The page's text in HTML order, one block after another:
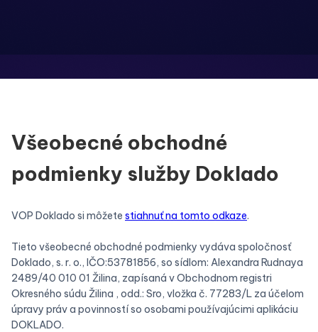
Všeobecné obchodné
podmienky služby Doklado
VOP Doklado si môžete stiahnuť na tomto odkaze.
Tieto všeobecné obchodné podmienky vydáva spoločnosť
Doklado, s. r. o., IČO:53781856, so sídlom: Alexandra Rudnaya
2489/40 010 01 Žilina, zapísaná v Obchodnom registri
Okresného súdu Žilina , odd.: Sro, vložka č. 77283/L za účelom
úpravy práv a povinností so osobami používajúcimi aplikáciu
DOKLADO.